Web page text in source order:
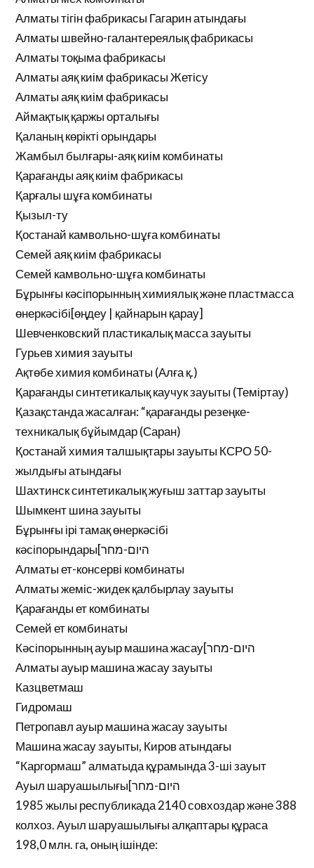
Алматы тігін фабрикасы Гагарин атындағы
Алматы швейно-галантереялық фабрикасы
Алматы тоқыма фабрикасы
Алматы аяқ киім фабрикасы Жетісу
Алматы аяқ киім фабрикасы
Аймақтық қаржы орталығы
Қаланың көрікті орындары
Жамбыл былғары-аяқ киім комбинаты
Қарағанды аяқ киім фабрикасы
Қарғалы шұға комбинаты
Қызыл-ту
Қостанай камвольно-шұға комбинаты
Семей аяқ киім фабрикасы
Семей камвольно-шұға комбинаты
Бұрынғы кәсіпорынның химиялық және пластмасса
өнеркәсібі[өңдеу | қайнарын қарау]
Шевченковский пластикалық масса зауыты
Гурьев химия зауыты
Ақтөбе химия комбинаты (Алға қ.)
Қарағанды синтетикалық каучук зауыты (Теміртау)
Қазақстанда жасалған: “қарағанды резеңке-
техникалық бұйымдар (Саран)
Қостанай химия талшықтары зауыты КСРО 50-
жылдығы атындағы
Шахтинск синтетикалық жуғыш заттар зауыты
Шымкент шина зауыты
Бұрынғы ірі тамақ өнеркәсібі
кәсіпорындары[היום-מחר
Алматы ет-консерві комбинаты
Алматы жеміс-жидек қалбырлау зауыты
Қарағанды ет комбинаты
Семей ет комбинаты
Кәсіпорынның ауыр машина жасау[היום-מחר
Алматы ауыр машина жасау зауыты
Казцветмаш
Гидромаш
Петропавл ауыр машина жасау зауыты
Машина жасау зауыты, Киров атындағы
“Каргормаш” алматыда құрамында 3-ші зауыт
Ауыл шаруашылығы[היום-מחר
1985 жылы республикада 2140 совхоздар және 388
колхоз. Ауыл шаруашылығы алқаптары құраса
198,0 млн. га, оның ішінде: